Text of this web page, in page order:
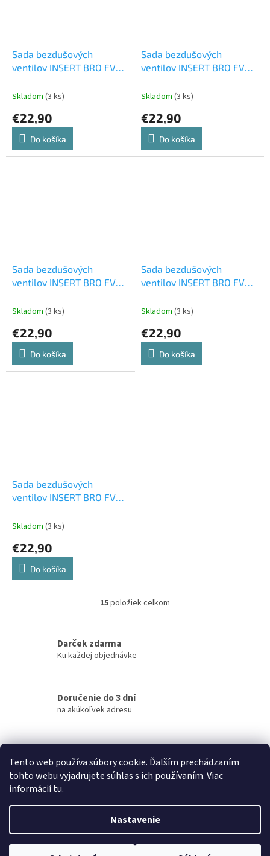
Tento web používa súbory cookie. Ďalším prechádzaním
tohto webu vyjadrujete súhlas s ich používaním. Viac
informáciítu.
Nastavenie
Sada bezdušových
ventilov INSERT BRO FV
Skladom (3 ks)
€22,90
Do košíka
Sada bezdušových
ventilov INSERT BRO FV
Skladom (3 ks)
€22,90
Do košíka
Sada bezdušových
ventilov INSERT BRO FV
Skladom (3 ks)
€22,90
Do košíka
Sada bezdušových
ventilov INSERT BRO FV
Skladom (3 ks)
€22,90
Do košíka
Sada bezdušových
ventilov INSERT BRO FV
Skladom (3 ks)
€22,90
Do košíka
O
d
e
k
y
v
ý
i
u
15položiek celkom
Darček zdarma
Ku každej objednávke
Doručenie do 3 dní
na akúkoľvek adresu
nepoškodeného tovaru
Vytvoril Shoptet